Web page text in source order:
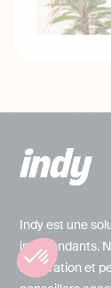
Indy est une
indépendants.
facturation et